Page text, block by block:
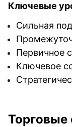
Ключевые
Сильная
Первичное
Ключевое
Торговые